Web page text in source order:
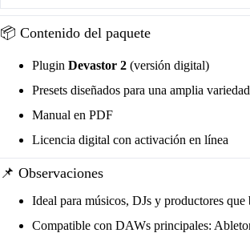
📦 Contenido del paquete
Plugin Devastor 2 (versión digital)
Presets diseñados para una amplia
Manual en PDF
Licencia digital con activación en línea
📌 Observaciones
Ideal para músicos, DJs y productores
Compatible con DAWs principales: